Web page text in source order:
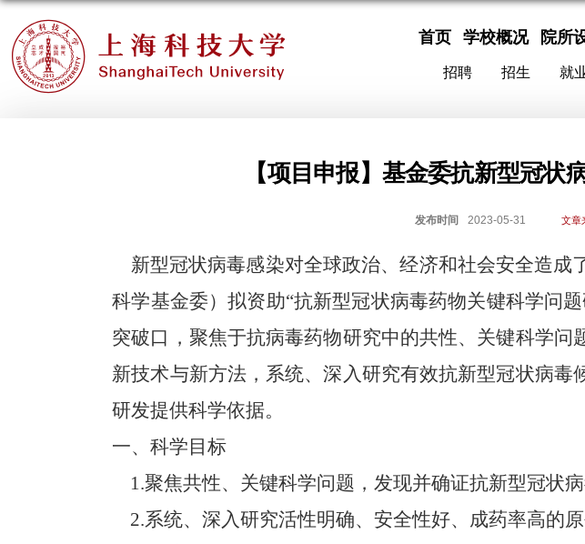
首页 学校概况 院所
招聘 招生 就
【项目申报】基金委抗新型冠
发布时间 2023-05-31 文章
新型冠状病毒感染对全球政治、经济和社会安全造成
科学基金委）拟资助“抗新型冠状病毒药物关键科学问
突破口，聚焦于抗病毒药物研究中的共性、关键科学问
新技术与新方法，系统、深入研究有效抗新型冠状病
研发提供科学依据。
一、科学目标
1.聚焦共性、关键科学问题，发现并确证抗新型冠状
2.系统、深入研究活性明确、安全性好、成药率高的